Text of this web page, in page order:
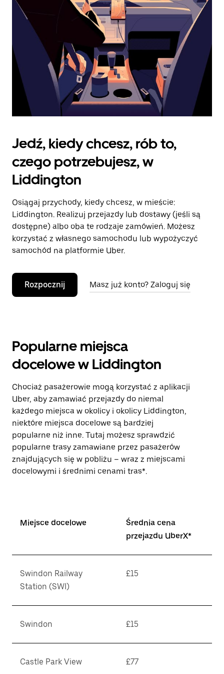
kalendarz.
Jedź, kiedy chcesz, rób to,
czego potrzebujesz, w
Liddington
Osiągaj przychody, kiedy chcesz, w mieście:
Liddington. Realizuj przejazdy lub dostawy (jeśli są
dostępne) albo oba te rodzaje zamówień. Możesz
korzystać z własnego samochodu lub wypożyczyć
samochód na platformie Uber.
Rozpocznij Masz już konto? Zaloguj się
Popularne miejsca
docelowe w Liddington
Chociaż pasażerowie mogą korzystać z aplikacji
Uber, aby zamawiać przejazdy do niemal
każdego miejsca w okolicy i okolicy Liddington,
niektóre miejsca docelowe są bardziej
popularne niż inne. Tutaj możesz sprawdzić
popularne trasy zamawiane przez pasażerów
znajdujących się w pobliżu – wraz z miejscami
docelowymi i średnimi cenami tras*.
Miejsce docelowe
Średnia cena
przejazdu UberX*
Swindon Railway
Station (SWI)
£15
Swindon £15
Castle Park View £77